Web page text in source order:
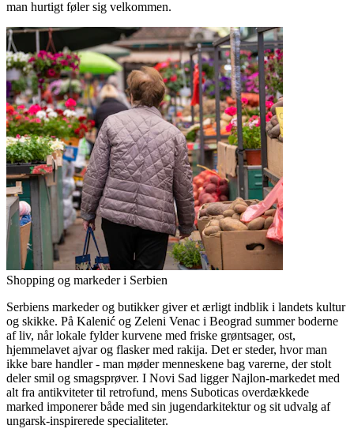
man hurtigt føler sig velkommen.
Shopping og markeder i Serbien
Serbiens markeder og butikker giver et ærligt indblik i landets kultur
og skikke. På Kalenić og Zeleni Venac i Beograd summer boderne
af liv, når lokale fylder kurvene med friske grøntsager, ost,
hjemmelavet ajvar og flasker med rakija. Det er steder, hvor man
ikke bare handler - man møder menneskene bag varerne, der stolt
deler smil og smagsprøver. I Novi Sad ligger Najlon-markedet med
alt fra antikviteter til retrofund, mens Suboticas overdækkede
marked imponerer både med sin jugendarkitektur og sit udvalg af
ungarsk-inspirerede specialiteter.